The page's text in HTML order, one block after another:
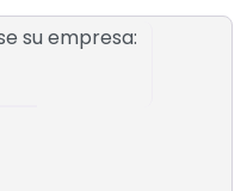
su empresa: